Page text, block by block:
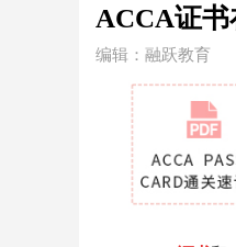
ACCA证书
编辑：融跃教育